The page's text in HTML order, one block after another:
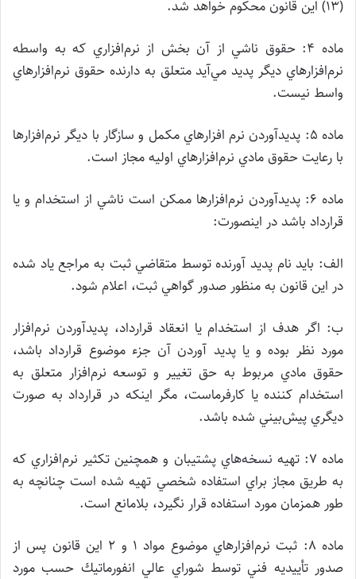
(۱۳) اين قانون محكوم خواهد شد.
ماده ۴: حقوق ناشي از آن بخش از نرم‌افزاري كه به واسطه
نرم‌افزارهاي ديگر پديد مي‌آيد متعلق به دارنده حقوق نرم‌افزارهاي
واسط نيست.
ماده ۵: پديدآوردن نرم افزارهاي مكمل و سازگار با ديگر نرم‌افزارها
با رعايت حقوق مادي نرم‌افزارهاي اوليه مجاز است.
ماده ۶: پديدآوردن نرم‌افزارها ممكن است ناشي از استخدام و يا
قرارداد باشد در اينصورت:
الف: بايد نام پديد آورنده توسط متقاضي ثبت به مراجع ياد شده
در اين قانون به منظور صدور گواهي ثبت، اعلام شود.
ب: اگر هدف از استخدام يا انعقاد قرارداد، پديدآوردن نرم‌افزار
مورد نظر بوده و يا پديد آوردن آن جزء موضوع قرارداد باشد،
حقوق مادي مربوط به حق تغيير و توسعه نرم‌افزار متعلق به
استخدام كننده يا كارفرماست، مگر اينكه در قرارداد به صورت
ديگري پيش‌بيني شده باشد.
ماده ۷: تهيه نسخه‌هاي پشتيبان و همچنين تكثير نرم‌افزاري كه
به طريق مجاز براي استفاده شخصي تهيه شده است چنانچه به
طور همزمان مورد استفاده قرار نگيرد، بلامانع است.
ماده ۸: ثبت نرم‌افزارهاي موضوع مواد ۱ و ۲ اين قانون پس از
صدور تأييديه فني توسط شوراي عالي انفورماتيك حسب مورد